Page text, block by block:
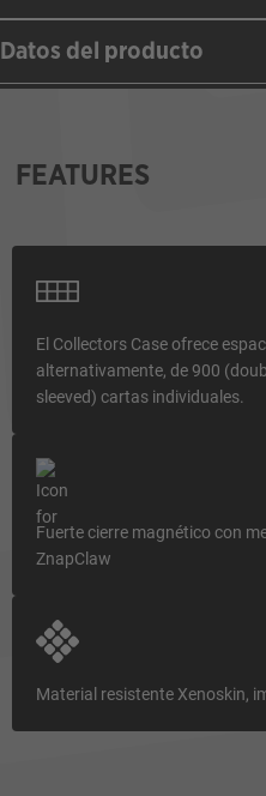
Datos del producto
FEATURES
El Collectors Case ofrece
alternativamente, de 900
sleeved) cartas individuales.
Fuerte cierre magnético con
ZnapClaw
Material resistente Xenoskin,